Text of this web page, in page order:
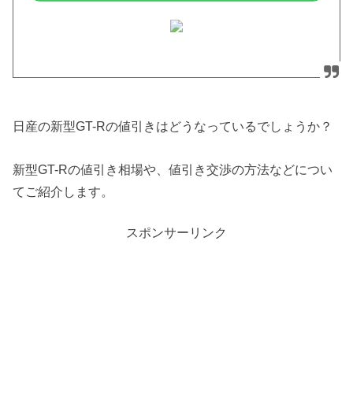
日産の新型GT-Rの値引きはどうなっているでしょうか？
新型GT-Rの値引き相場や、値引き交渉の方法などについ
てご紹介します。
スポンサーリンク